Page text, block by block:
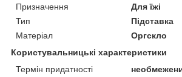
Призначення
Для їжі
Тип
Підставка
Матеріал
Оргскло
Користувальницькі характеристики
Термін придатності